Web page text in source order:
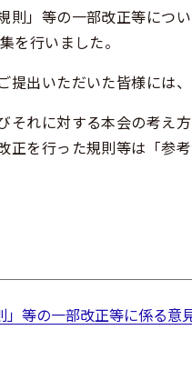
」等の一部改正等につ
を行いました。
出いただいた皆様には
れに対する本会の考え
を行った規則等は「参考
」等の一部改正等に係る意